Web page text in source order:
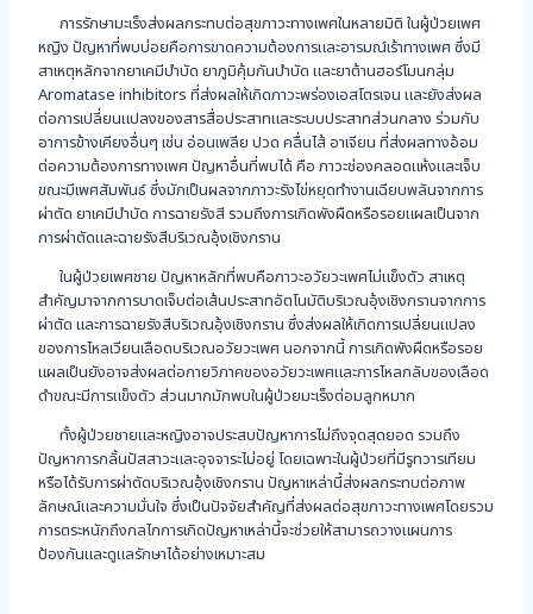
การรักษามะเร็งส่งผลกระทบต่อสุขภาวะทางเพศในหลายมิติ ในผู้ป่วยเพศ
หญิง ปัญหาที่พบบ่อยคือการขาดความต้องการและอารมณ์เร้าทางเพศ ซึ่งมี
สาเหตุหลักจากยาเคมีบำบัด ยาภูมิคุ้มกันบำบัด และยาต้านฮอร์โมนกลุ่ม
Aromatase inhibitors ที่ส่งผลให้เกิดภาวะพร่องเอสโตรเจน และยังส่งผล
ต่อการเปลี่ยนแปลงของสารสื่อประสาทและระบบประสาทส่วนกลาง ร่วมกับ
อาการข้างเคียงอื่นๆ เช่น อ่อนเพลีย ปวด คลื่นไส้ อาเจียน ที่ส่งผลทางอ้อม
ต่อความต้องการทางเพศ ปัญหาอื่นที่พบได้ คือ ภาวะช่องคลอดแห้งและเจ็บ
ขณะมีเพศสัมพันธ์ ซึ่งมักเป็นผลจากภาวะรังไข่หยุดทำงานเฉียบพลันจากการ
ผ่าตัด ยาเคมีบำบัด การฉายรังสี รวมถึงการเกิดพังผืดหรือรอยแผลเป็นจาก
การผ่าตัดและฉายรังสีบริเวณอุ้งเชิงกราน
ในผู้ป่วยเพศชาย ปัญหาหลักที่พบคือภาวะอวัยวะเพศไม่แข็งตัว สาเหตุ
สำคัญมาจากการบาดเจ็บต่อเส้นประสาทอัตโนมัติบริเวณอุ้งเชิงกรานจากการ
ผ่าตัด และการฉายรังสีบริเวณอุ้งเชิงกราน ซึ่งส่งผลให้เกิดการเปลี่ยนแปลง
ของการไหลเวียนเลือดบริเวณอวัยวะเพศ นอกจากนี้ การเกิดพังผืดหรือรอย
แผลเป็นยังอาจส่งผลต่อกายวิภาคของอวัยวะเพศและการไหลกลับของเลือด
ดำขณะมีการแข็งตัว ส่วนมากมักพบในผู้ป่วยมะเร็งต่อมลูกหมาก
ทั้งผู้ป่วยชายและหญิงอาจประสบปัญหาการไม่ถึงจุดสุดยอด รวมถึง
ปัญหาการกลั้นปัสสาวะและอุจจาระไม่อยู่ โดยเฉพาะในผู้ป่วยที่มีรูทวารเทียม
หรือได้รับการผ่าตัดบริเวณอุ้งเชิงกราน ปัญหาเหล่านี้ส่งผลกระทบต่อภาพ
ลักษณ์และความมั่นใจ ซึ่งเป็นปัจจัยสำคัญที่ส่งผลต่อสุขภาวะทางเพศโดยรวม
การตระหนักถึงกลไกการเกิดปัญหาเหล่านี้จะช่วยให้สามารถวางแผนการ
ป้องกันและดูแลรักษาได้อย่างเหมาะสม